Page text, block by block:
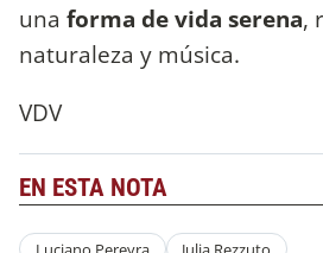
una forma de vida serena,
naturaleza y música.
VDV
EN ESTA NOTA